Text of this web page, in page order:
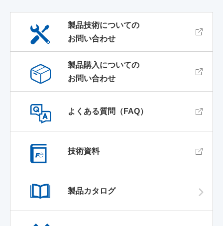
製品技術についての
お問い合わせ
製品購入についての
お問い合わせ
よくある質問（FAQ）
技術資料
製品カタログ